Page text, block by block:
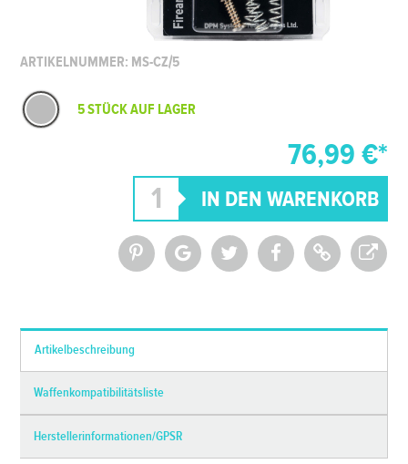
ARTIKELNUMMER: MS-CZ/5
5 STÜCK AUF LAGER
76,99 €*
Artikelbeschreibung
Waffenkompatibilitätsliste
Herstellerinformationen/GPSR